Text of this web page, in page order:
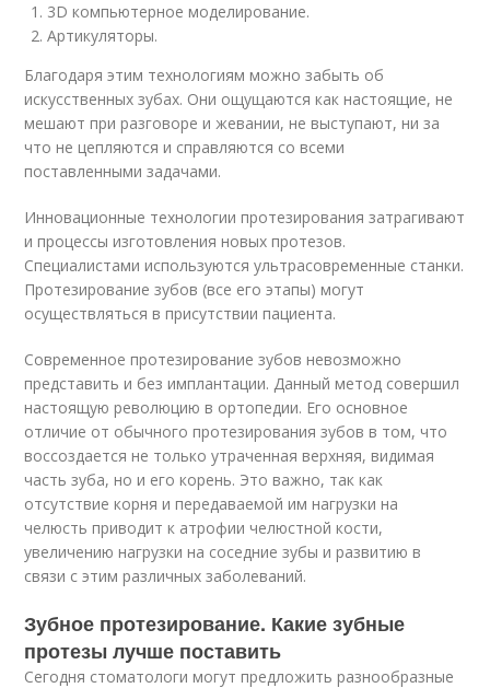
3D компьютерное моделирование.
Артикуляторы.
Благодаря этим технологиям можно забыть об
искусственных зубах. Они ощущаются как настоящие, не
мешают при разговоре и жевании, не выступают, ни за
что не цепляются и справляются со всеми
поставленными задачами.
Инновационные технологии протезирования затрагивают
и процессы изготовления новых протезов.
Специалистами используются ультрасовременные станки.
Протезирование зубов (все его этапы) могут
осуществляться в присутствии пациента.
Современное протезирование зубов невозможно
представить и без имплантации. Данный метод совершил
настоящую революцию в ортопедии. Его основное
отличие от обычного протезирования зубов в том, что
воссоздается не только утраченная верхняя, видимая
часть зуба, но и его корень. Это важно, так как
отсутствие корня и передаваемой им нагрузки на
челюсть приводит к атрофии челюстной кости,
увеличению нагрузки на соседние зубы и развитию в
связи с этим различных заболеваний.
Зубное протезирование. Какие зубные
протезы лучше поставить
Сегодня стоматологи могут предложить разнообразные